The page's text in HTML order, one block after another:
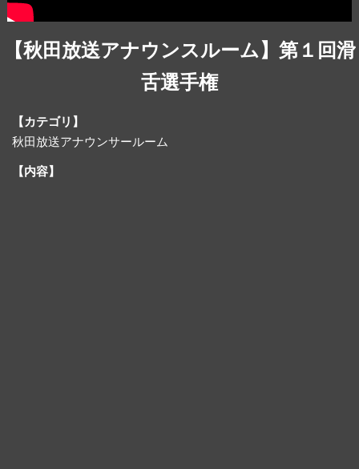
【秋田放送アナウンスルーム】第１回滑
舌選手権
【カテゴリ】
秋田放送アナウンサールーム
【内容】